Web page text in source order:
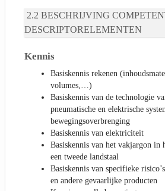
BESCHRIJVING
DESCRIPTORELEMENTEN
Kennis
Basiskennis rekenen
volumes,…)
Basiskennis van de technologie
pneumatische en elektrische
bewegingsoverbrenging
Basiskennis van elektriciteit
Basiskennis van het vakjargon in
een tweede landstaal
Basiskennis van specifieke
en andere gevaarlijke producten